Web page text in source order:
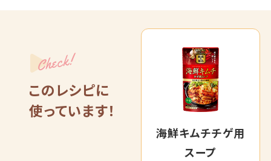
Check!
このレシピに
使っています！
海鮮キムチチゲ用
スープ